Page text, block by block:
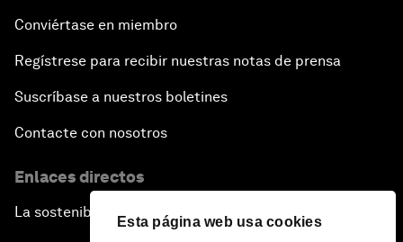
Esta página web usa cookies
Conviértase en miembro
Regístrese para recibir nuestras notas de prensa
Suscríbase a nuestros boletines
Contacte con nosotros
Enlaces directos
La sostenibilidad en el Foro